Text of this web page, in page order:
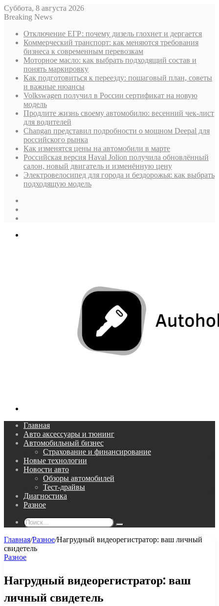
Суббота, 8 августа 2026
Breaking News
Отключение ЕГР: почему дизель глохнет и дергается
Коммерческий транспорт: как меняются требования
бизнеса к современным перевозкам
Моторное масло: как выбрать подходящий состав и
понять маркировку
Как подготовиться к переезду: пошаговый план, советы
и важные нюансы
Volkswagen получил в России сертификат на новую
модель
Продлите жизнь своему автомобилю: весенний чек-лист
для водителей
Changan представил подробности о мощном Deepal для
российского рынка
Как изменятся цены на автомобили в марте
Российская версия Haval Jolion получила обновлённый
салон, новый двигатель и изменённую цену
Электровелосипед для города и бездорожья: как выбрать
подходящую модель
Главная
Авто аксессуары и тюнинг
Автомобильный бизнес
Страхование и финансирование
Новые технологии
Новости авто
Обзоры автомобилей
Тест-драйвы
Диагностика
Разное
Поиск...
Главная/Разное/Нагрудный видеорегистратор: ваш личный
свидетель
Разное
Нагрудный видеорегистратор: ваш
личный свидетель